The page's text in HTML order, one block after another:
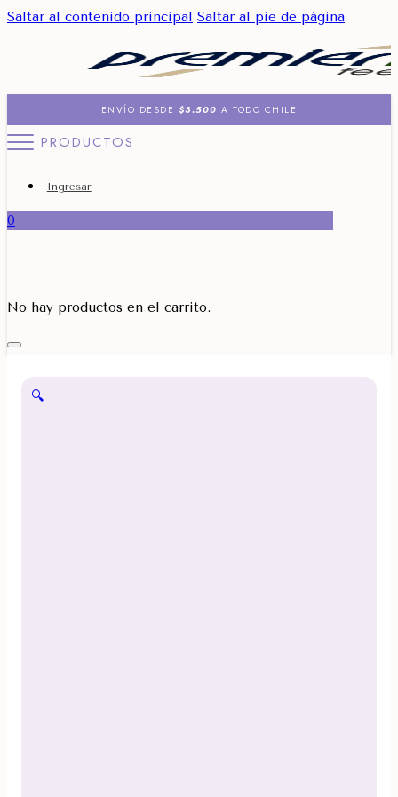
Saltar al contenido principal Saltar al pie de página
ENVÍO DESDE $3.500 A TODO CHILE
PRODUCTOS
Ingresar
0
No hay productos en el carrito.
🔍